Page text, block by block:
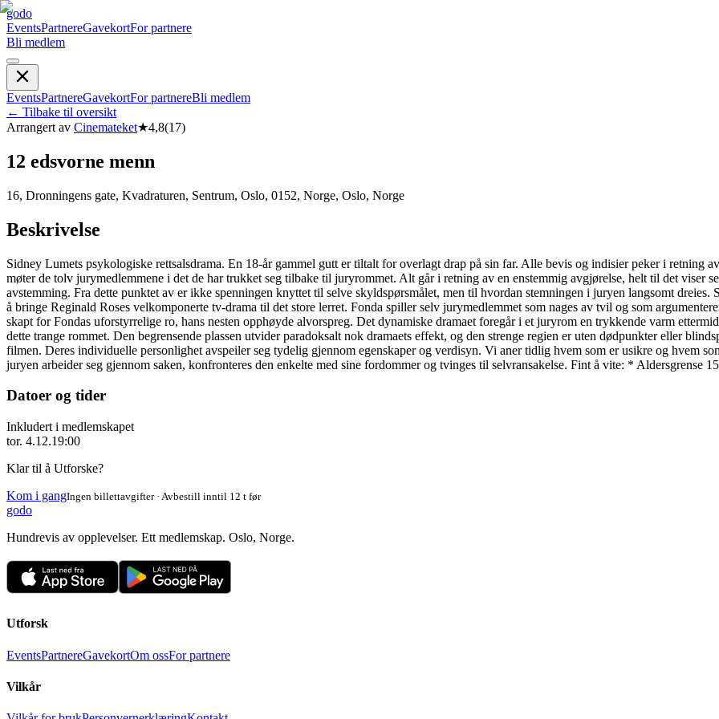
godo
EventsPartnereGavekortFor partnere
Bli medlem
EventsPartnereGavekortFor partnereBli medlem
← Tilbake til oversikt
Arrangert av Cinemateket★4,8(17)
12 edsvorne menn
16, Dronningens gate, Kvadraturen, Sentrum, Oslo, 0152, Norge, Oslo, Norge
Beskrivelse
Sidney Lumets psykologiske rettsalsdrama. En 18-år gammel gutt er tiltalt for overlagt drap på sin far. Alle bevis og indisier peker i retning
møter de tolv jurymedlemmene i det de har trukket seg tilbake til juryrommet. Alt går i retning av en enstemmig avgjørelse, helt til det viser
avstemming. Fra dette punktet av er ikke spenningen knyttet til selve skyldspørsmålet, men til hvordan stemningen i juryen langsomt
å bringe Reginald Roses velkomponerte tv-drama til det store lerret. Fonda spiller selv jurymedlemmet som nages av tvil og som
skapt for Fondas uforstyrrelige ro, hans nesten opphøyde alvorspreg. Det dynamiske dramaet foregår i et juryrom en trykkende varm
dette trange rommet. Den begrensende plassen utvider paradoksalt nok dramaets effekt, og den strenge regien er uten dødpunkter eller
filmen. Deres individuelle personlighet avspeiler seg tydelig gjennom egenskaper og verdisyn. Vi aner tidlig hvem som er usikre og hvem
juryen arbeider seg gjennom saken, konfronteres den enkelte med sine fordommer og tvinges til selvransakelse. Fint å vite: * Aldersgrense
Datoer og tider
Inkludert i medlemskapet
tor. 4.12.19:00
Klar til å Utforske?
Kom i gangIngen billettavgifter · Avbestill inntil 12 t før
godo
Hundrevis av opplevelser. Ett medlemskap. Oslo, Norge.
Utforsk
EventsPartnereGavekortOm ossFor partnere
Vilkår